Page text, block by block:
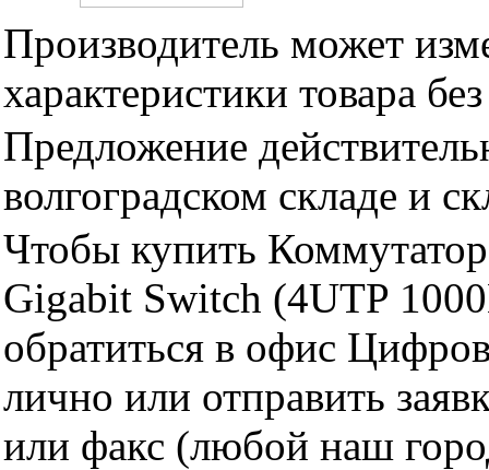
Производитель может
характеристики товара
Предложение
волгоградском складе и
Чтобы купить
Gigabit Switch (4UTP
обратиться в офис
лично или отправить
или факс (любой наш